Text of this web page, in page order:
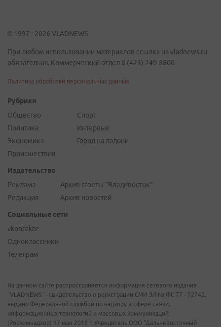
© 1997 - 2026 VLADNEWS
При любом использовании материалов ссылка на vladnews.ru
обязательна. Коммерческий отдел 8 (423) 249-8800
Политика обработки персональных данных
Рубрики
Общество
Политика
Экономика
Происшествия
Спорт
Интервью
Город на ладони
Издательство
Реклама
Редакция
Архив газеты "Владивосток"
Архив новостей
Социальные сети
vkontakte
Одноклассники
Телеграм
На данном сайте распространяется информация сетевого издания
"VLADNEWS" - свидетельство о регистрации СМИ ЭЛ № ФС 77 - 72742,
выдано Федеральной службой по надзору в сфере связи,
информационных технологий и массовых коммуникаций
(Роскомнадзор) 17 мая 2018 г. Учредитель ООО "Дальневосточный